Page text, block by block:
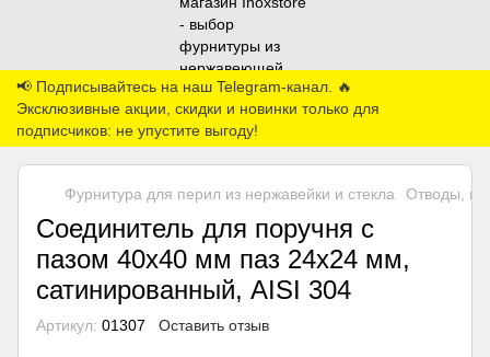
📢 Подписывайтесь на наш Telegram-канал. 🔥
Эксклюзивные акции, скидки и новинки только для
подписчиков: не упустите выгоду!
Фурнитура для перил из нержавейки и стекла Отводы,
Соединитель для поручня с
пазом 40х40 мм паз 24х24 мм,
сатинированный, AISI 304
Артикул: 01307 Оставить отзыв